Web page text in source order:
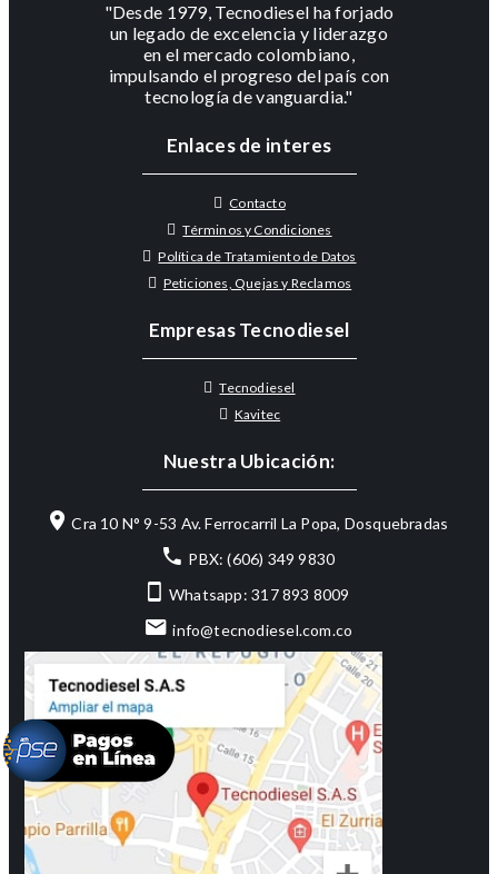
"Desde 1979, Tecnodiesel ha forjado
un legado de excelencia y liderazgo
en el mercado colombiano,
impulsando el progreso del país con
tecnología de vanguardia."
Enlaces de interes
Contacto
Términos y Condiciones
Política de Tratamiento de Datos
Peticiones, Quejas y Reclamos
Empresas Tecnodiesel
Tecnodiesel
Kavitec
Nuestra Ubicación:
Cra 10 N° 9-53 Av. Ferrocarril La Popa, Dosquebradas
PBX: (606) 349 9830
Whatsapp: 317 893 8009
info@tecnodiesel.com.co